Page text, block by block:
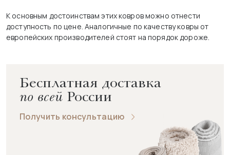
К основным достоинствам этих ковров можно отнести
доступность по цене. Аналогичные по качеству ковры от
европейских производителей стоят на порядок дороже.
Бесплатная доставка
по всей России
Получить консультацию